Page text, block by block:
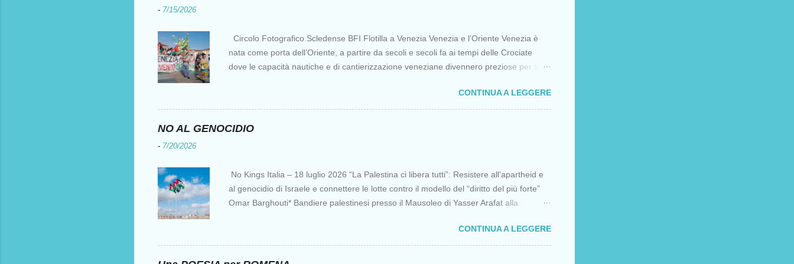
- 7/15/2026
Circolo Fotografico Scledense BFI Flotilla a Venezia Venezia e l’Oriente Venezia è
nata come porta dell’Oriente, a partire da secoli e secoli fa ai tempi delle Crociate
dove le capacità nautiche e di cantierizzazione veneziane divennero preziose per tutti
per ottenere vantaggi strategici fondamentali e alla lunga portarono alla conquista di
Costantinopoli, erano i tempi della quarta crociata nei primi anni del Duecento. Dal XIII
al XV secolo Venezia continuò ad avere un ruolo fondamentale nei rapporti tra
natanti è partita da Barcellona il 12 aprile per una missione non violenta che ha tra i
suoi scopi principali quello di portare aiuti a...
CONTINUA A LEGGERE
NO AL GENOCIDIO
- 7/20/2026
No Kings Italia – 18 luglio 2026 “La Palestina ci libera tutti”: Resistere all’apartheid e
al genocidio di Israele e connettere le lotte contro il modello del “diritto del più forte”
Omar Barghouti* Bandiere palestinesi presso il Mausoleo di Yasser Arafat alla
” senza precedenti da decenni, rappresentando una minaccia per l’umanità, non solo
per i palestinesi. Con il sostegno dell’ Occidente coloniale , Italia compresa, Israele sta
commettendo a Gaza il primo genocidio al mondo trasmesso in diretta streaming e sta
CONTINUA A LEGGERE